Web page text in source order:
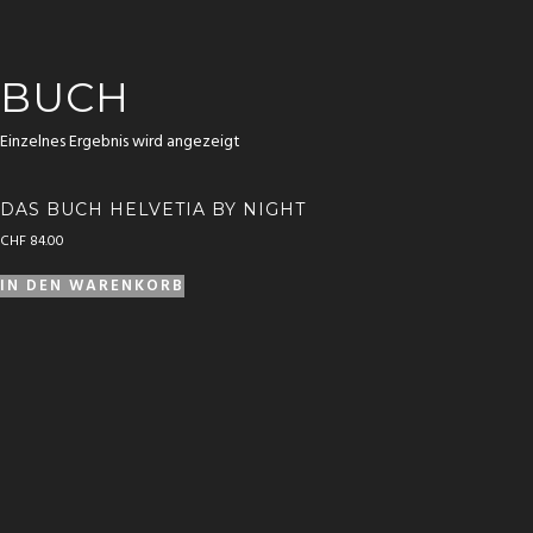
BUCH
Einzelnes Ergebnis wird angezeigt
DAS BUCH HELVETIA BY NIGHT
CHF 84.00
IN DEN WARENKORB